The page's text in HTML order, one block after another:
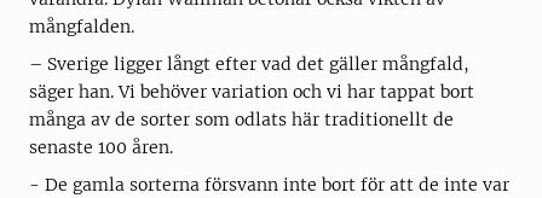
mångfalden.
– Sverige ligger långt efter vad det gäller mångfald,
säger han. Vi behöver variation och vi har tappat bort
många av de sorter som odlats här traditionellt de
senaste 100 åren.
- De gamla sorterna försvann inte bort för att de inte var